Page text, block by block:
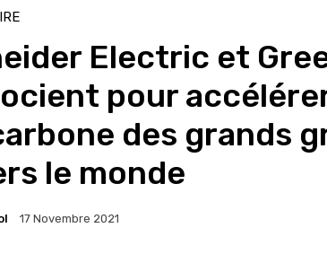
Electric et
pour
des grands
le monde
17 Novembre 2021